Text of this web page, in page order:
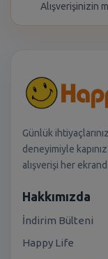
Alışverişinizin
Günlük
deneyimiyle
alışverişi her
Hakkımızda
İndirim Bülteni
Happy Life